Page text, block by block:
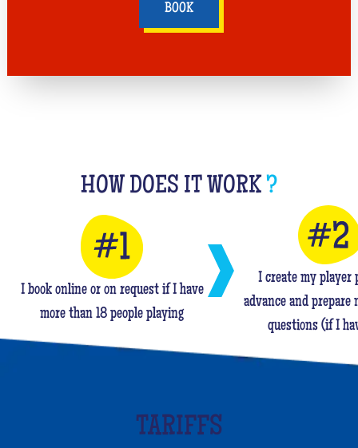
BOOK
HOW DOES IT WORK ?
I book online or on request if I have
more than 18 people playing
I create my player
advance and prepare
questions (if I
TARIFFS